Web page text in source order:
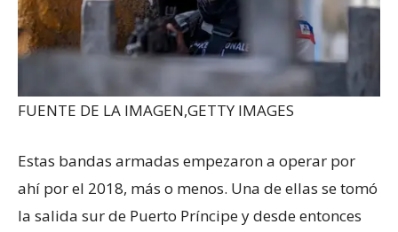
FUENTE DE LA IMAGEN,GETTY IMAGES
Estas bandas armadas empezaron a operar por
ahí por el 2018, más o menos. Una de ellas se tomó
la salida sur de Puerto Príncipe y desde entonces